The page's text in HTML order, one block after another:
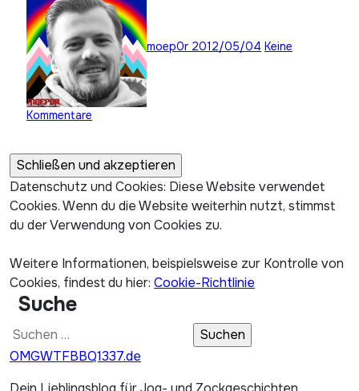
moep0r 2012/05/04 Keine
Kommentare
Datenschutz und Cookies: Diese Website verwendet
Cookies. Wenn du die Website weiterhin nutzt, stimmst
du der Verwendung von Cookies zu.
Weitere Informationen, beispielsweise zur Kontrolle von
Cookies, findest du hier: Cookie-Richtlinie
Suche
Suchen
nach:
OMGWTFBBQ1337.de